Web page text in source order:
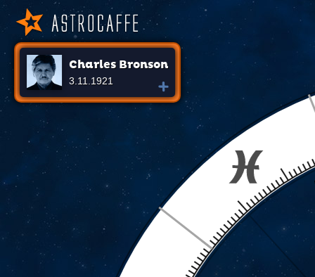
Charles Bronson
3.11.1921